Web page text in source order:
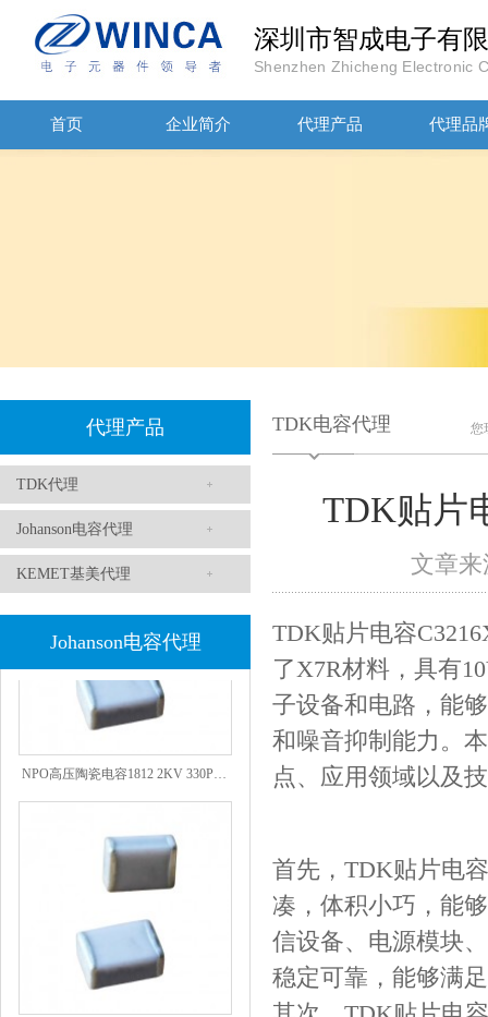
深圳市智成电子有
Shenzhen Zhicheng Electronic
首页 企业简介 代理产品 代理品
代理产品
TDK代理
Johanson电容代理
KEMET基美代理
Johanson电容代理
NPO高压陶瓷电容1812 2KV 330PF 5%精度
TDK电容代理 您
TDK贴片
文章
TDK贴片电容
了X7R材料，具有
子设备和电路，能
和噪音抑制能力。
点、应用领域以及
首先，TDK贴片电
凑，体积小巧，能
信设备、电源模块
稳定可靠，能够满